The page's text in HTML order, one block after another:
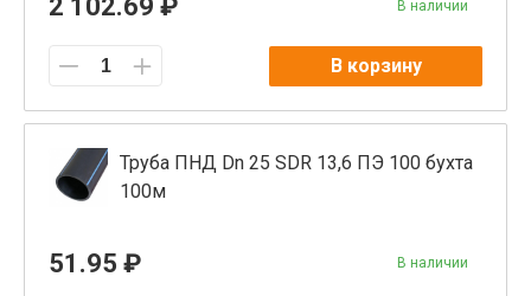
2 102.69 ₽ В наличии
В корзину
Труба ПНД Dn 25 SDR 13,6 ПЭ 100 бухта
100м
51.95 ₽ В наличии